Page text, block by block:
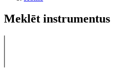
Meklēt instrumentus